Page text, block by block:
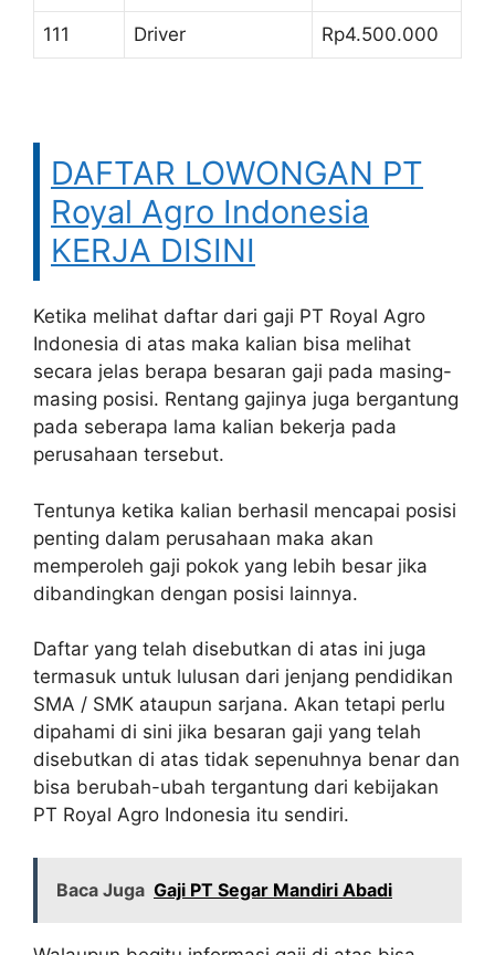
111 Driver Rp4.500.000
DAFTAR LOWONGAN PT
Royal Agro Indonesia
KERJA DISINI
Ketika melihat daftar dari gaji PT Royal Agro
Indonesia di atas maka kalian bisa melihat
secara jelas berapa besaran gaji pada masing-
masing posisi. Rentang gajinya juga bergantung
pada seberapa lama kalian bekerja pada
perusahaan tersebut.
Tentunya ketika kalian berhasil mencapai posisi
penting dalam perusahaan maka akan
memperoleh gaji pokok yang lebih besar jika
dibandingkan dengan posisi lainnya.
Daftar yang telah disebutkan di atas ini juga
termasuk untuk lulusan dari jenjang pendidikan
SMA / SMK ataupun sarjana. Akan tetapi perlu
dipahami di sini jika besaran gaji yang telah
disebutkan di atas tidak sepenuhnya benar dan
bisa berubah-ubah tergantung dari kebijakan
PT Royal Agro Indonesia itu sendiri.
Baca Juga Gaji PT Segar Mandiri Abadi